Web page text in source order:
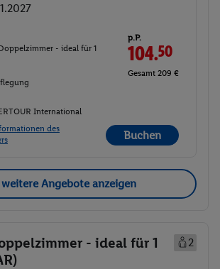
- ideal für 1
p.P.
104.50
Gesamt 209 €
International
des
Buchen
Angebote anzeigen
- ideal für 1
2